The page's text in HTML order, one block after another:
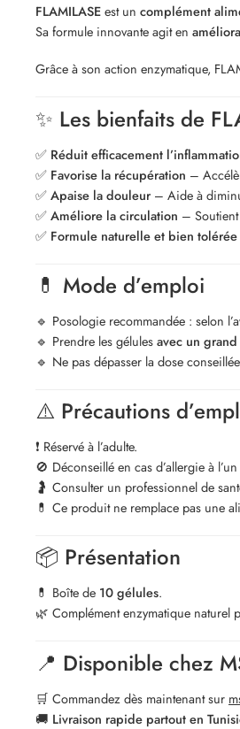
FLAMILASEest un complément
Sa formule innovante agit en
Grâce à son action enzymatique,
✨ Les bienfaits de
✅ Réduit efficacement
✅ Favorise la récupération –
✅Apaise la douleur – Aide à
✅Améliore la circulation –
✅ Formule naturelle et bien tolérée
💊 Mode d’emploi
🔹 Posologie recommandée : selon
🔹 Prendre les gélulesavec un grand
🔹 Ne pas dépasser la dose
⚠️ Précautions
❗ Réservé à l’adulte.
🚫 Déconseillé en cas d’allergie à
🤰 Consulter un professionnel de
💊 Ce produit ne remplace pas une
📦 Présentation
💊 Boîte de 10 gélules.
🌿 Complément enzymatique naturel
📍 Disponible chez
🛒 Commandez dès maintenant sur
🚚 Livraison rapide partout en